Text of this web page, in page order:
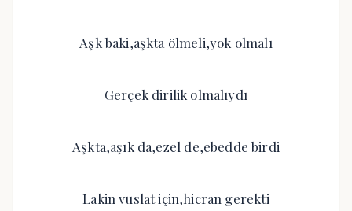
Aşk baki,aşkta ölmeli,yok olmalı
Gerçek dirilik olmalıydı
Aşkta,aşık da,ezel de,ebedde birdi
Lakin vuslat için,hicran gerekti